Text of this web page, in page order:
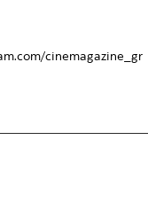
cinemagazine_gr